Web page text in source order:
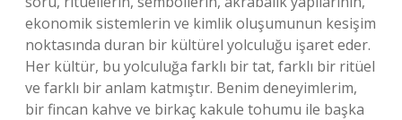
ekonomik sistemlerin ve kimlik oluşumunun kesişim
noktasında duran bir kültürel yolculuğu işaret eder.
Her kültür, bu yolculuğa farklı bir tat, farklı bir ritüel
ve farklı bir anlam katmıştır. Benim deneyimlerim,
bir fincan kahve ve birkaç kakule tohumu ile başka